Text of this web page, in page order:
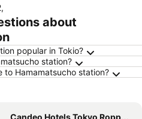
,
about
popular in Tokio?
station?
to Hamamatsucho station?
Candeo Hotels Tokyo Roppongi